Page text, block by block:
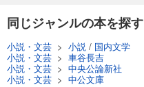
同じジャンルの本を探す
小説・文芸 > 小説 / 国内文学
小説・文芸 > 車谷長吉
小説・文芸 > 中央公論新社
小説・文芸 > 中公文庫